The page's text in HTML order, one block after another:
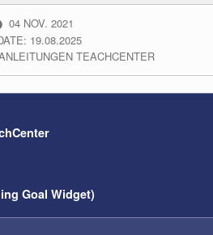
POSTED ON:
04 NOV. 2021
19.08.2025
IN: TEACHCENTER
Goal Widget)